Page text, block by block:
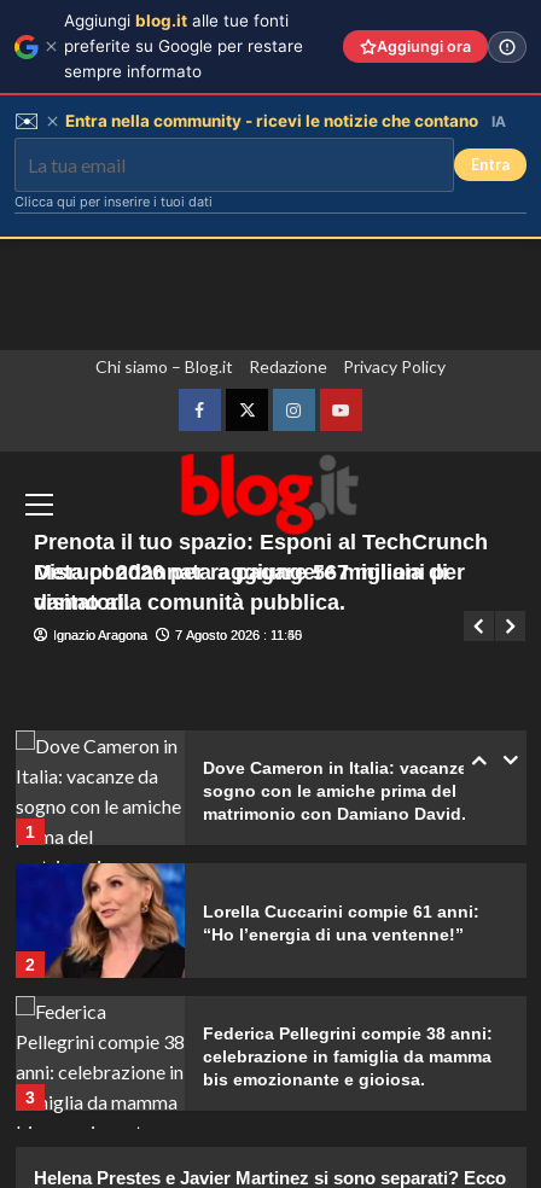
Chi siamo – Blog.it Redazione Privacy Policy
FacebookTwitterInstagramYouTube
Menu
principale
Gli Houthi attaccano le forze governative
in Yemen, almeno 45 morti
Giuseppe Recca 7 Agosto 2026 : 8:05
Meta condannata a pagare 567 milioni per
danno alla comunità pubblica.
Ignazio Aragona 7 Agosto 2026 : 11:50
Prenota il tuo spazio: Esponi al TechCrunch
Disrupt 2026 per raggiungere migliaia di
visitatori.
Ignazio Aragona 7 Agosto 2026 : 11:45
Federica Pellegrini compie 38 anni:
celebrazione in famiglia da mamma
bis emozionante e gioiosa.
Lorenzo Riccardi nel cast del
Grande Fratello Vip? Claudia Dionigi
svela la verità.
Rihanna in lingerie: dopo 10 anni, è
1
Dove Cameron in Italia: vacanze da
sogno con le amiche prima del
matrimonio con Damiano David.
2
Lorella Cuccarini compie 61 anni:
“Ho l’energia di una ventenne!”
3
Federica Pellegrini compie 38 anni:
celebrazione in famiglia da mamma
bis emozionante e gioiosa.
Helena Prestes e Javier Martinez si sono separati? Ecco
Aggiungi blog.it alle tue fonti
preferite su Google per restare
sempre informato
Aggiungi ora
✉️ Entra nella community - ricevi le notizie che contano IA
Entra
Clicca qui per inserire i tuoi dati